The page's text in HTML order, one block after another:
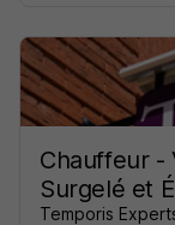
Chauffeur -
Surgelé et
Temporis